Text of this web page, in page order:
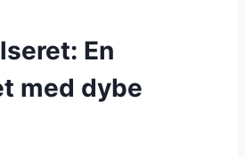
En
med dybe